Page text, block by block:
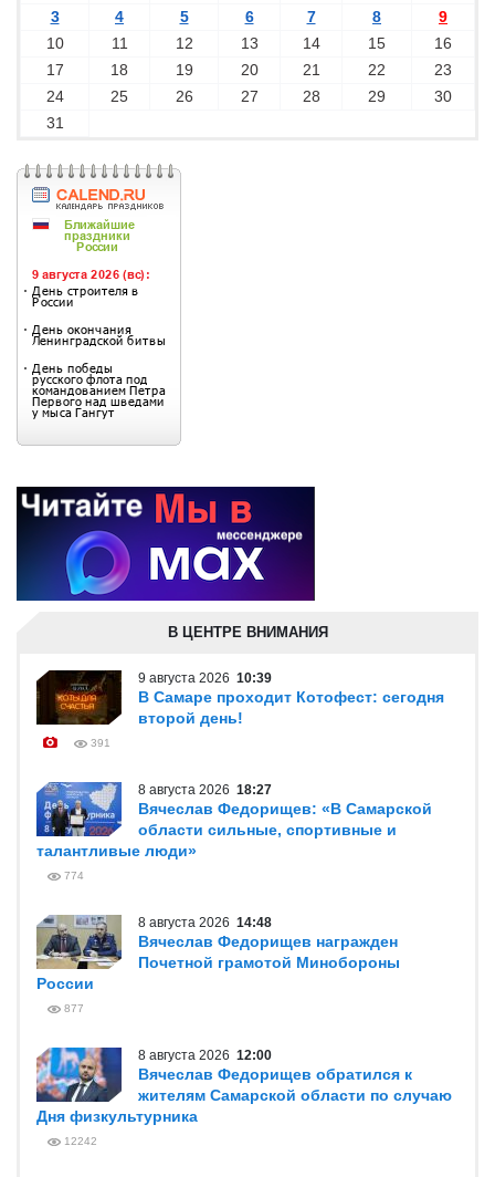
3 4 5 6 7 8
9
10
11 12 13 14 15
16
17
18 19 20 21 22
23
24
25 26 27 28 29
30
31
В ЦЕНТРЕ ВНИМАНИЯ
9 августа 2026 10:39
В Самаре проходит Котофест: сегодня
второй день!
391
8 августа 2026 18:27
Вячеслав Федорищев: «В Самарской
области сильные, спортивные и
талантливые люди»
774
8 августа 2026 14:48
Вячеслав Федорищев награжден
Почетной грамотой Минобороны
России
877
8 августа 2026 12:00
Вячеслав Федорищев обратился к
жителям Самарской области по случаю
Дня физкультурника
12242